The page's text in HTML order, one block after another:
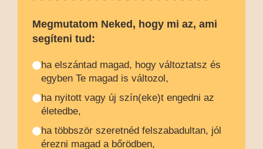
Megmutatom Neked, hogy mi az, ami
segíteni tud:
ha elszántad magad, hogy változtatsz és
egyben Te magad is változol,
ha nyitott vagy új szín(eke)t engedni az
életedbe,
ha többször szeretnéd felszabadultan, jól
érezni magad a bőrödben,